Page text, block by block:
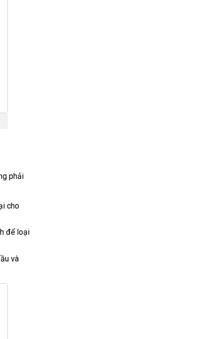
phải
cho
để loại
và